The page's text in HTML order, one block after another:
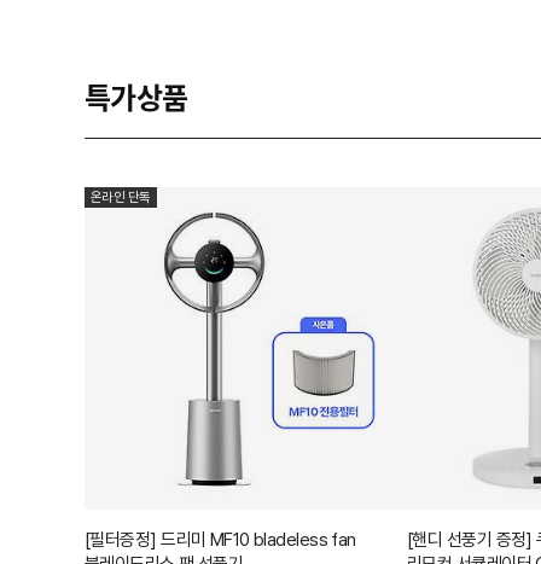
특가상품
온라인 단독
[필터증정] 드리미 MF10 bladeless fan
[핸디 선풍기 증정]